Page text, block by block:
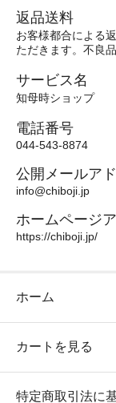
返品送料
お客様都合による
ただきます。不良
サービス名
知母時ショップ
電話番号
044-543-8874
公開メールア
info@chiboji.jp
ホームページ
https://chiboji.jp/
ホーム
カートを見る
特定商取引法に